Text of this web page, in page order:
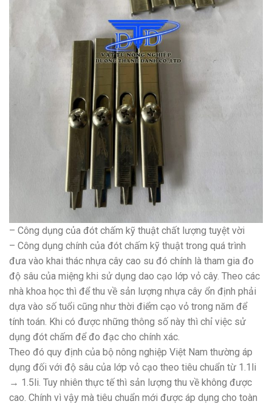
– Công dụng của đót chấm kỹ thuật chất lượng tuyệt vời
– Công dụng chính của đót chấm kỹ thuật trong quá trình
đưa vào khai thác nhựa cây cao su đó chính là tham gia đo
độ sâu của miệng khi sử dụng dao cạo lớp vỏ cây. Theo các
nhà khoa học thì để thu về sản lượng nhựa cây ổn định phải
dựa vào số tuổi cũng như thời điểm cạo vỏ trong năm để
tính toán. Khi có được những thông số này thì chỉ việc sử
dụng đót chấm để đo đạc cho chính xác.
Theo đó quy định của bộ nông nghiệp Việt Nam thường áp
dụng đối với độ sâu của lớp vỏ cạo theo tiêu chuẩn từ 1.1li
→ 1.5li. Tuy nhiên thực tế thì sản lượng thu về không được
cao. Chính vì vậy mà tiêu chuẩn mới được áp dụng cho toàn